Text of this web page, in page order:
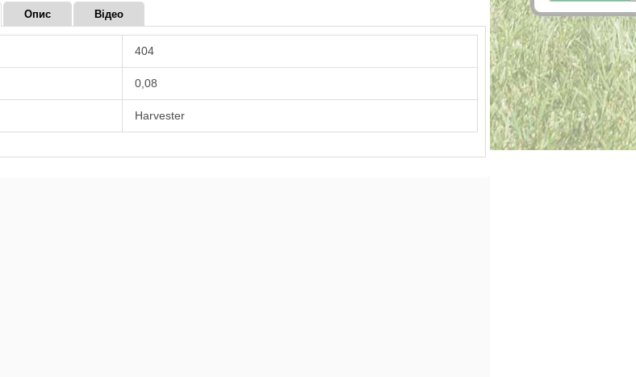
Опис Відео
404
0,08
Harvester